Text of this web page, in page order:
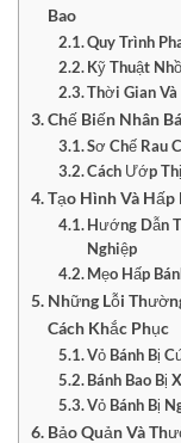
Bao
Quy Trình
Kỹ Thuật
Thời Gian
Chế Biến Nhân
Sơ Chế Rau
Cách Ướp
Tạo Hình Và Hấp
Hướng Dẫn
Nghiệp
Mẹo Hấp
Những Lỗi
Cách Khắc Phục
Vỏ Bánh Bị
Bánh Bao Bị
Vỏ Bánh Bị
Bảo Quản Và